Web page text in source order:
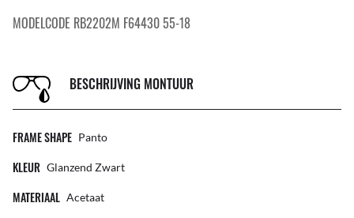
MODELCODE RB2202M F64430 55-18
BESCHRIJVING MONTUUR
FRAME SHAPE Panto
KLEUR Glanzend Zwart
MATERIAAL Acetaat